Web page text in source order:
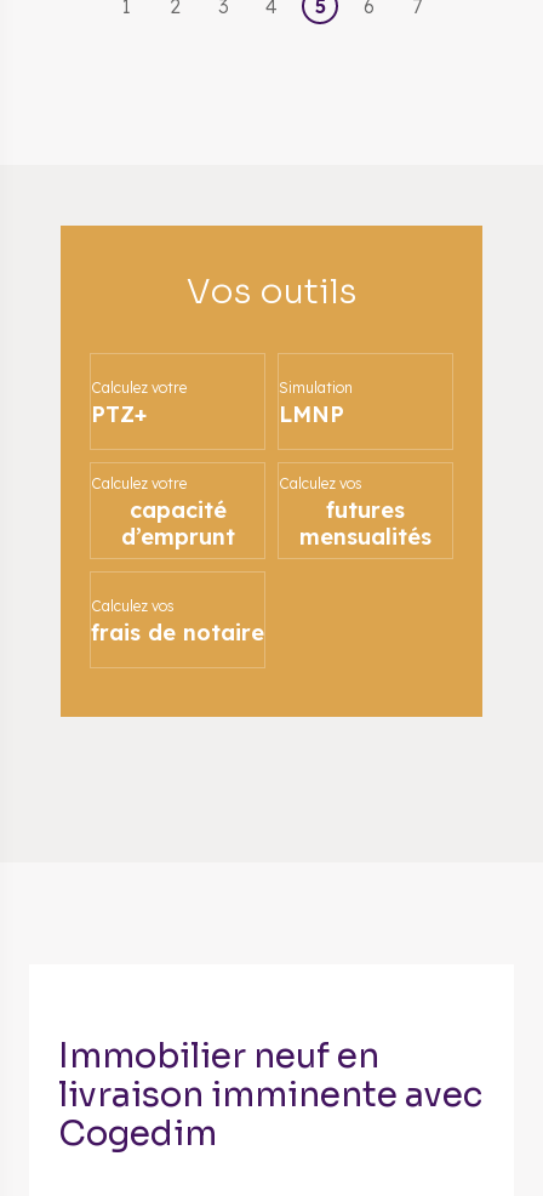
1 2 3 4 5 6 7
Vos outils
Calculez votre
PTZ+
Simulation
LMNP
Calculez votre
capacité
d’emprunt
Calculez vos
futures
mensualités
Calculez vos
frais de notaire
Immobilier neuf en
livraison imminente avec
Cogedim